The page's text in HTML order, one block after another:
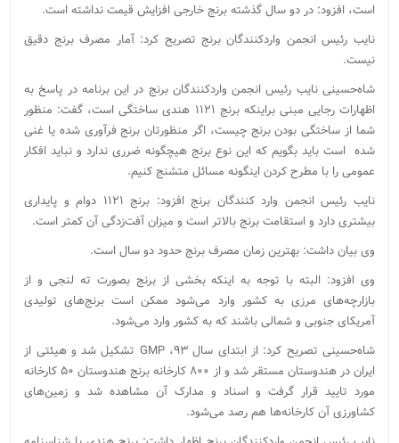
است، افزود: در دو سال گذشته برنج خارجی افزایش قیمت نداشته است.
نایب رئیس انجمن واردکنندگان برنج تصریح کرد: آمار مصرف برنج دقیق
نیست.
شاه‌حسینی نایب رئیس انجمن واردکنندگان برنج در این برنامه در پاسخ به
اظهارات رجایی مبنی براینکه برنج ۱۱۲۱ هندی ساختگی است، گفت: منظور
شما از ساختگی بودن برنج چیست، اگر منظورتان برنج فرآوری شده یا غنی
شده است باید بگویم که این نوع برنج هیچگونه ضرری ندارد و نباید افکار
عمومی را با مطرح کردن اینگونه مسائل متشنج کنیم.
نایب رئیس انجمن وارد کنندگان برنج افزود: برنج ۱۱۲۱ دوام و پایداری
بیشتری دارد و استقامت برنج بالاتر است و میزان آفت‌زدگی آن کمتر است.
وی بیان داشت: بهترین زمان مصرف برنج حدود دو سال است.
وی افزود: البته با توجه به اینکه بخشی از برنج بصورت ته لنجی و از
بازارچه‌های مرزی به کشور وارد می‌شود ممکن است برنج‌های تولیدی
آمریکای جنوبی و شمالی باشند که به کشور وارد می‌شود.
شاه‌حسینی تصریح کرد: از ابتدای سال ۹۳، GMP تشکیل شد و هیئتی از
ایران در هندوستان مستقر شد و از ۸۰۰ کارخانه برنج هندوستان ۵۰ کارخانه
مورد تایید قرار گرفت و اسناد و مدارک آن مشاهده شد و زمین‌های
کشاورزی آن کارخانه‌ها هم رصد می‌شود.